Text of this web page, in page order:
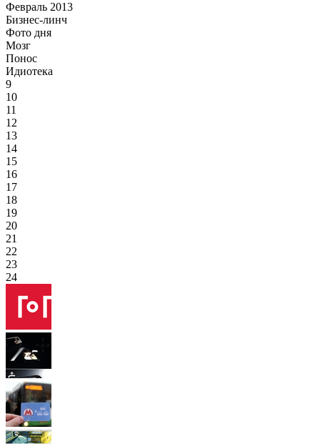
Февраль 2013
Бизнес-линч
Фото дня
Мозг
Понос
Идиотека
9
10
11
12
13
14
15
16
17
18
19
20
21
22
23
24